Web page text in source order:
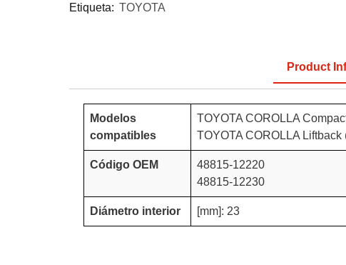
Etiqueta: TOYOTA
Product
Modelos
compatibles
TOYOTA COROLLA
TOYOTA COROLLA
Código OEM
48815-12220
48815-12230
Diámetro interior [mm]: 23